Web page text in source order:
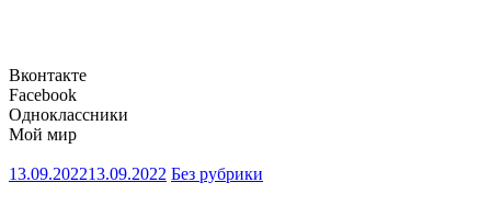
Вконтакте
Facebook
Одноклассники
Мой мир
13.09.202213.09.2022 Без рубрики